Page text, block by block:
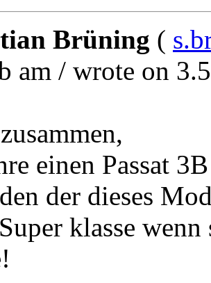
Brüning (
am / wrote on
einen Passat
der dieses
klasse